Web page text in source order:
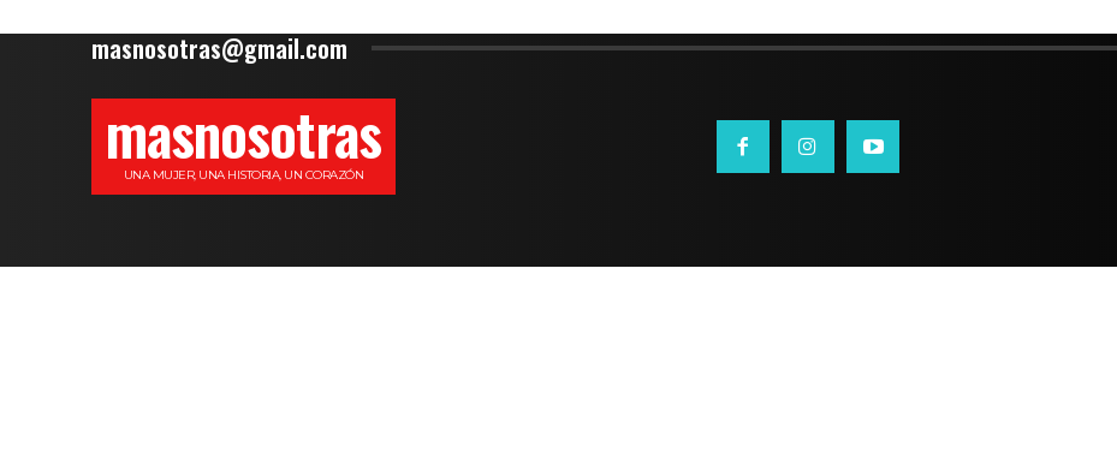
masnosotras@gmail.com
masnosotras
UNA MUJER, UNA HISTORIA, UN CORAZÓN